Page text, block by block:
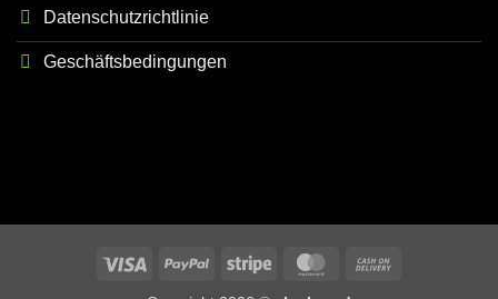
Datenschutzrichtlinie
Geschäftsbedingungen
Visa PayPal Stripe MasterCard